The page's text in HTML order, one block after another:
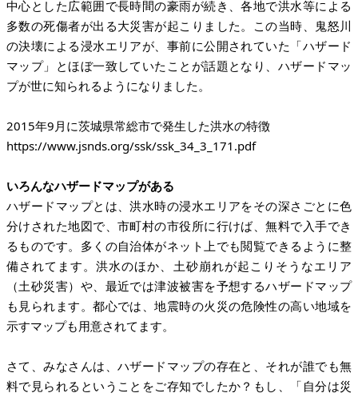
中心とした広範囲で長時間の豪雨が続き、各地で洪水等による
多数の死傷者が出る大災害が起こりました。この当時、鬼怒川
の決壊による浸水エリアが、事前に公開されていた「ハザード
マップ」とほぼ一致していたことが話題となり、ハザードマッ
プが世に知られるようになりました。
https://www.jsnds.org/ssk/ssk_34_3_171.pdf
いろんなハザードマップがある
ハザードマップとは、洪水時の浸水エリアをその深さごとに色
分けされた地図で、市町村の市役所に行けば、無料で入手でき
るものです。多くの自治体がネット上でも閲覧できるように整
備されてます。洪水のほか、土砂崩れが起こりそうなエリア
（土砂災害）や、最近では津波被害を予想するハザードマップ
も見られます。都心では、地震時の火災の危険性の高い地域を
示すマップも用意されてます。
さて、みなさんは、ハザードマップの存在と、それが誰でも無
料で見られるということをご存知でしたか？もし、「自分は災